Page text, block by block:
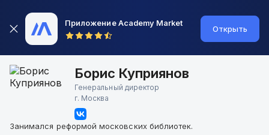
Приложение Academy Market
Открыть
Борис Куприянов
Генеральный директор
г. Москва
Занимался реформой московских библиотек.